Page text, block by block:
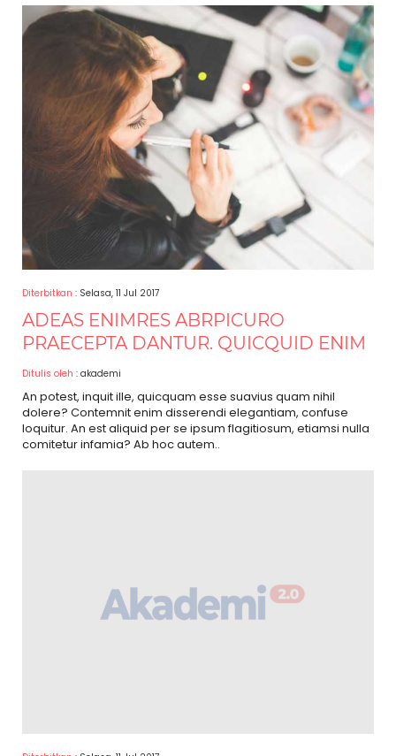
Diterbitkan : Selasa, 11 Jul 2017
ADEAS ENIMRES ABRPICURO
PRAECEPTA DANTUR. QUICQUID ENIM
Ditulis oleh : akademi
An potest, inquit ille, quicquam esse suavius quam nihil
dolere? Contemnit enim disserendi elegantiam, confuse
loquitur. An est aliquid per se ipsum flagitiosum, etiamsi nulla
comitetur infamia? Ab hoc autem..